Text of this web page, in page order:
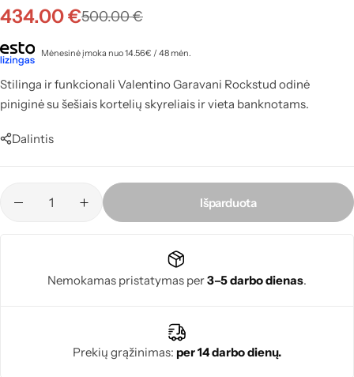
500.00€
434.00€
Mėnesinė įmoka nuo 14.56€ / 48 mėn.
Stilinga ir funkcionali Valentino Garavani Rockstud odinė
piniginė su šešiais kortelių skyreliais ir vieta banknotams.
Dalintis
Išparduota
Nemokamas pristatymas per3–5 darbo dienas.
Prekių grąžinimas: per 14 darbo dienų.